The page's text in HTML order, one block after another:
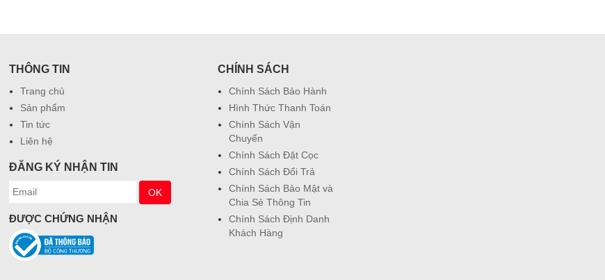
THÔNG TIN
Trang chủ
Sản phẩm
Tin tức
Liên hệ
ĐĂNG KÝ NHẬN TIN
ĐƯỢC CHỨNG NHẬN
CHÍNH SÁCH
Chính Sách Bảo Hành
Hình Thức Thanh Toán
Chính Sách Vận
Chuyển
Chính Sách Đặt Cọc
Chính Sách Đổi Trả
Chính Sách Bảo Mật và
Chia Sẻ Thông Tin
Chính Sách Định Danh
Khách Hàng